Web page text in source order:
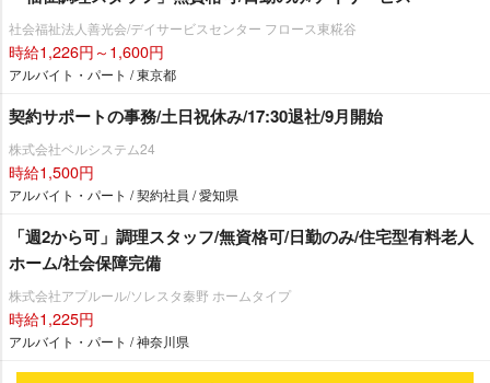
社会福祉法人善光会/デイサービスセンター フロース東糀谷
時給1,226円～1,600円
アルバイト・パート / 東京都
契約サポートの事務/土日祝休み/17:30退社/9月開始
株式会社ベルシステム24
時給1,500円
アルバイト・パート / 契約社員 / 愛知県
「週2から可」調理スタッフ/無資格可/日勤のみ/住宅型有料老人
ホーム/社会保障完備
株式会社アプルール/ソレスタ秦野 ホームタイプ
時給1,225円
アルバイト・パート / 神奈川県